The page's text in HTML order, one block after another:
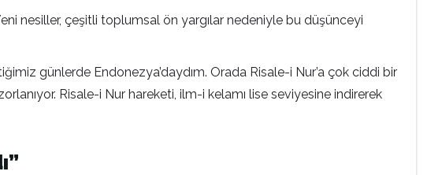
nesiller, çeşitli toplumsal ön yargılar nedeniyle bu düşünceyi
günlerde Endonezya’daydım. Orada Risale-i Nur’a çok ciddi bir
Risale-i Nur hareketi, ilm-i kelamı lise seviyesine indirerek